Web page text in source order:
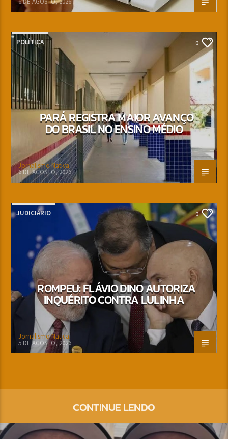
POLÍTICA 0
PARÁ REGISTRA MAIOR AVANÇO
DO BRASIL NO ENSINO MÉDIO
Jornalismo Nativa
6 DE AGOSTO, 2026
JUDICIÁRIO 0
ROMPEU: FLÁVIO DINO AUTORIZA
INQUÉRITO CONTRA LULINHA
Jornalismo Nativa
5 DE AGOSTO, 2026
CONTINUE LENDO